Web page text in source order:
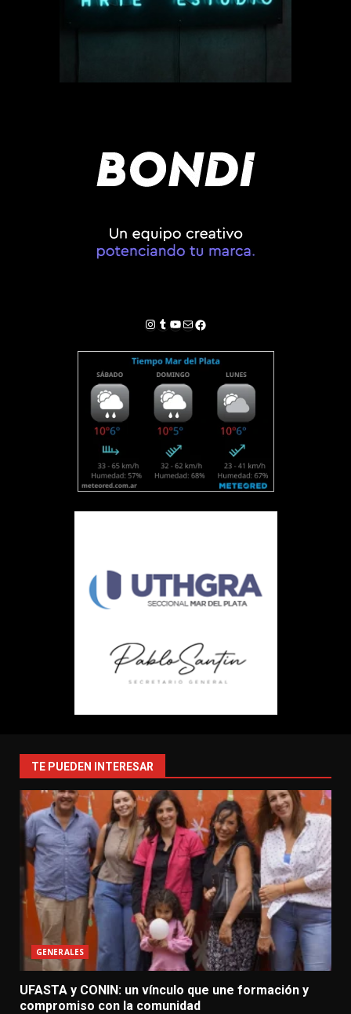
Instagram
Tumblr
YouTube
Correo electrónico
Facebook
TE PUEDEN INTERESAR
GENERALES
UFASTA y CONIN: un vínculo que une formación y
compromiso con la comunidad